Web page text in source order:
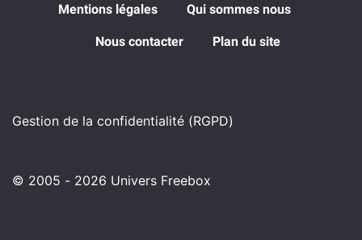
Mentions légales Qui sommes nous
Nous contacter Plan du site
Gestion de la confidentialité (RGPD)
© 2005 - 2026 Univers Freebox